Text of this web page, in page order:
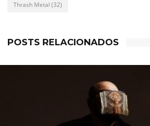
Thrash Metal (32)
POSTS RELACIONADOS